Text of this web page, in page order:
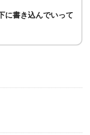
に書き込んでいって